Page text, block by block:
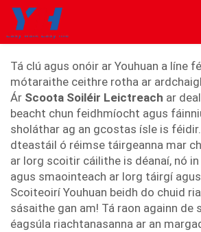
scileog
Tá clú agus onóir ar Youhuan a líne
mótaraithe ceithre rotha ar
Ár Scoota Soiléir Leictreach ar
beacht chun feidhmíocht agus
sholáthar ag an gcostas ísle is
dteastáil ó réimse táirgeanna mar
ar lorg scoitir cáilithe is déanaí, nó
agus smaointeach ar lorg táirgí
Scoiteoirí Youhuan beidh do chuid
sásaithe gan am! Tá raon againn de
éagsúla riachtanasanna ar an